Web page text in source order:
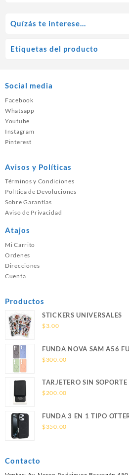
Quízás te interese…
Etiquetas del producto
Social media
Facebook
Whatsapp
Youtube
Instagram
Pinterest
Avisos y Políticas
Términos y Condiciones
Política de Devoluciones
Sobre Garantías
Aviso de Privacidad
Atajos
Mi Carrito
Ordenes
Direcciones
Cuenta
Productos
STICKERS UNIVERSALES
$3.00
FUNDA NOVA SAM A56
SOPORTE MAGNETICO
$300.00
TARJETERO SIN
LEATHER WALLET
$200.00
FUNDA 3 EN 1 TIPO
S26 ULTRA SAMSUNG S26
$350.00
Contacto